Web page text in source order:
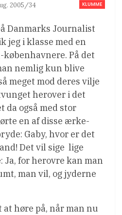
KLUMME
2005/34
Danmarks Journalist
jeg i klasse med en
På det
nemlig kun blive
meget mod deres vilje
herover i det
da også med stor
en af disse ærke-
Gaby, hvor er det
Det vil sige  lige
for herovre kan man
man vil, og jyderne
høre på, når man nu